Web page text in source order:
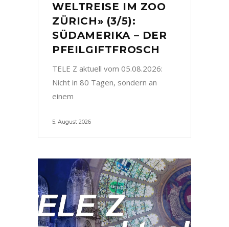
WELTREISE IM ZOO
ZÜRICH» (3/5):
SÜDAMERIKA – DER
PFEILGIFTFROSCH
TELE Z aktuell vom 05.08.2026:
Nicht in 80 Tagen, sondern an
einem
5. August 2026